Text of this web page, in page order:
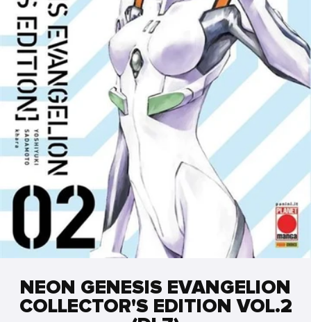
NEON GENESIS EVANGELION
COLLECTOR'S EDITION VOL.2